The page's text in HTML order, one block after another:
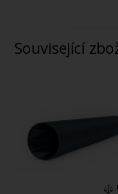
Související